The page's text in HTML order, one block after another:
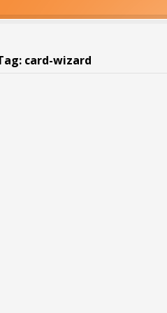
card-wizard